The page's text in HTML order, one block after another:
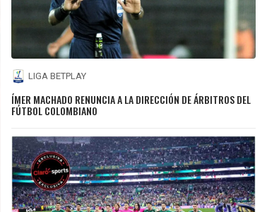
LIGA BETPLAY
ÍMER MACHADO RENUNCIA A LA DIRECCIÓN DE ÁRBITROS DEL
FÚTBOL COLOMBIANO